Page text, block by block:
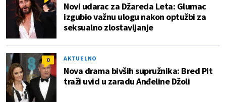
Novi udarac za Džareda Leta: Glumac
izgubio važnu ulogu nakon optužbi za
seksualno zlostavljanje
0 AKTUELNO
Nova drama bivših supružnika: Bred Pit
traži uvid u zaradu Anđeline Džoli